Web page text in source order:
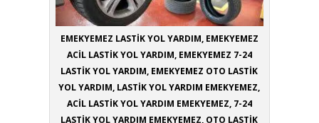
EMEKYEMEZ LASTİK YOL YARDIM, EMEKYEMEZ
ACİL LASTİK YOL YARDIM, EMEKYEMEZ 7-24
LASTİK YOL YARDIM, EMEKYEMEZ OTO LASTİK
YOL YARDIM, LASTİK YOL YARDIM EMEKYEMEZ,
ACİL LASTİK YOL YARDIM EMEKYEMEZ, 7-24
LASTİK YOL YARDIM EMEKYEMEZ, OTO LASTİK